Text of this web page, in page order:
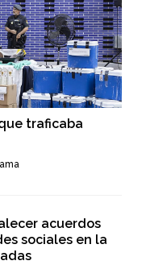
traficaba
acuerdos
sociales en la